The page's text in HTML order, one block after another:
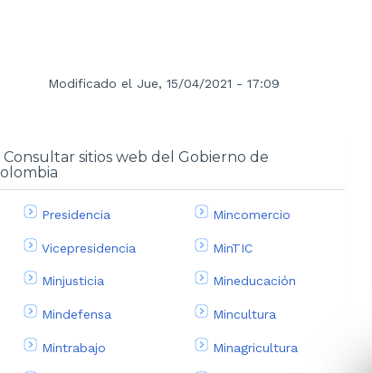
Modificado el Jue, 15/04/2021 - 17:09
Consultar sitios web del Gobierno de
Presidencia
Vicepresidencia
Minjusticia
Mindefensa
Mintrabajo
Mincomercio
MinTIC
Mineducación
Mincultura
Minagricultura